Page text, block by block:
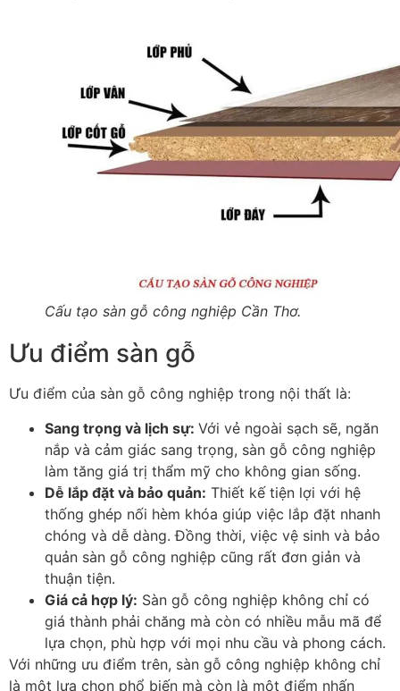
Cấu tạo sàn gỗ công nghiệp Cần Thơ.
Ưu điểm sàn gỗ
Ưu điểm của sàn gỗ công nghiệp trong nội thất là:
Sang trọng và lịch sự: Với vẻ ngoài sạch sẽ, ngăn
nắp và cảm giác sang trọng, sàn gỗ công nghiệp
làm tăng giá trị thẩm mỹ cho không gian sống.
Dễ lắp đặt và bảo quản: Thiết kế tiện lợi với hệ
thống ghép nối hèm khóa giúp việc lắp đặt nhanh
chóng và dễ dàng. Đồng thời, việc vệ sinh và bảo
quản sàn gỗ công nghiệp cũng rất đơn giản và
thuận tiện.
Giá cả hợp lý: Sàn gỗ công nghiệp không chỉ có
giá thành phải chăng mà còn có nhiều mẫu mã để
lựa chọn, phù hợp với mọi nhu cầu và phong cách.
Với những ưu điểm trên, sàn gỗ công nghiệp không chỉ
là một lựa chọn phổ biến mà còn là một điểm nhấn